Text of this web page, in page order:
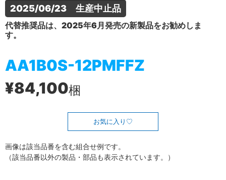
2025/06/23　生産中止品
代替推奨品は、2025年6月発売の新製品をお勧めしま
す。
AA1B0S-12PMFFZ
¥84,100梱
お気に入り
画像は該当品番を含む組合せ例です。
（該当品番以外の製品・部品も表示されています。）